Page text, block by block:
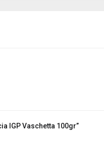
IGP Vaschetta 100gr”